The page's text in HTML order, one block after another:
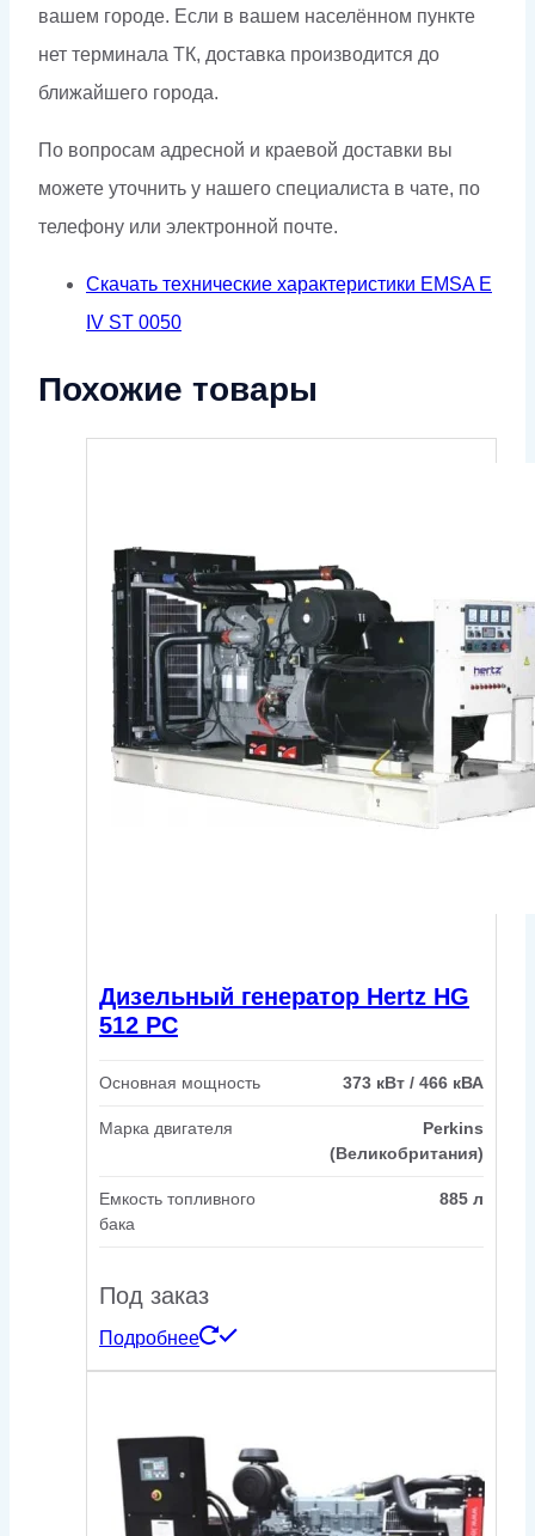
вашем городе. Если в вашем населённом пункте
нет терминала ТК, доставка производится до
ближайшего города.
По вопросам адресной и краевой доставки вы
можете уточнить у нашего специалиста в чате, по
телефону или электронной почте.
Скачать технические характеристики EMSA E
IV ST 0050
Похожие товары
Дизельный генератор Hertz HG
512 PC
Основная мощность 373 кВт / 466 кВА
Марка двигателя
Perkins
(Великобритания)
Емкость топливного
бака
885 л
Под заказ
Подробнее